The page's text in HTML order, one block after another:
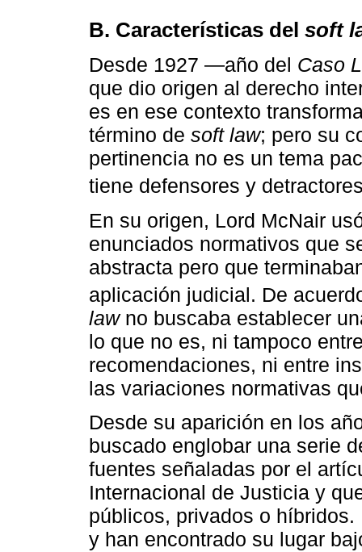
B. Características del soft
Desde 1927 —año del Caso
que dio origen al derecho
es en ese contexto
término de soft law; pero su
pertinencia no es un tema
tiene defensores y
En su origen, Lord McNair
enunciados normativos que
abstracta pero que
aplicación judicial. De
lawno buscaba establecer
lo que no es, ni tampoco
recomendaciones, ni entre
las variaciones normativas
Desde su aparición en los
buscado englobar una serie
fuentes señaladas por el
Internacional de Justicia y
públicos, privados o
y han encontrado su lugar